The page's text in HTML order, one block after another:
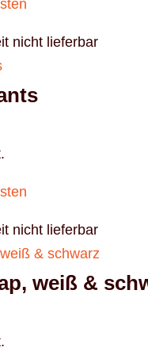
nicht lieferbar
nicht lieferbar
weiß &